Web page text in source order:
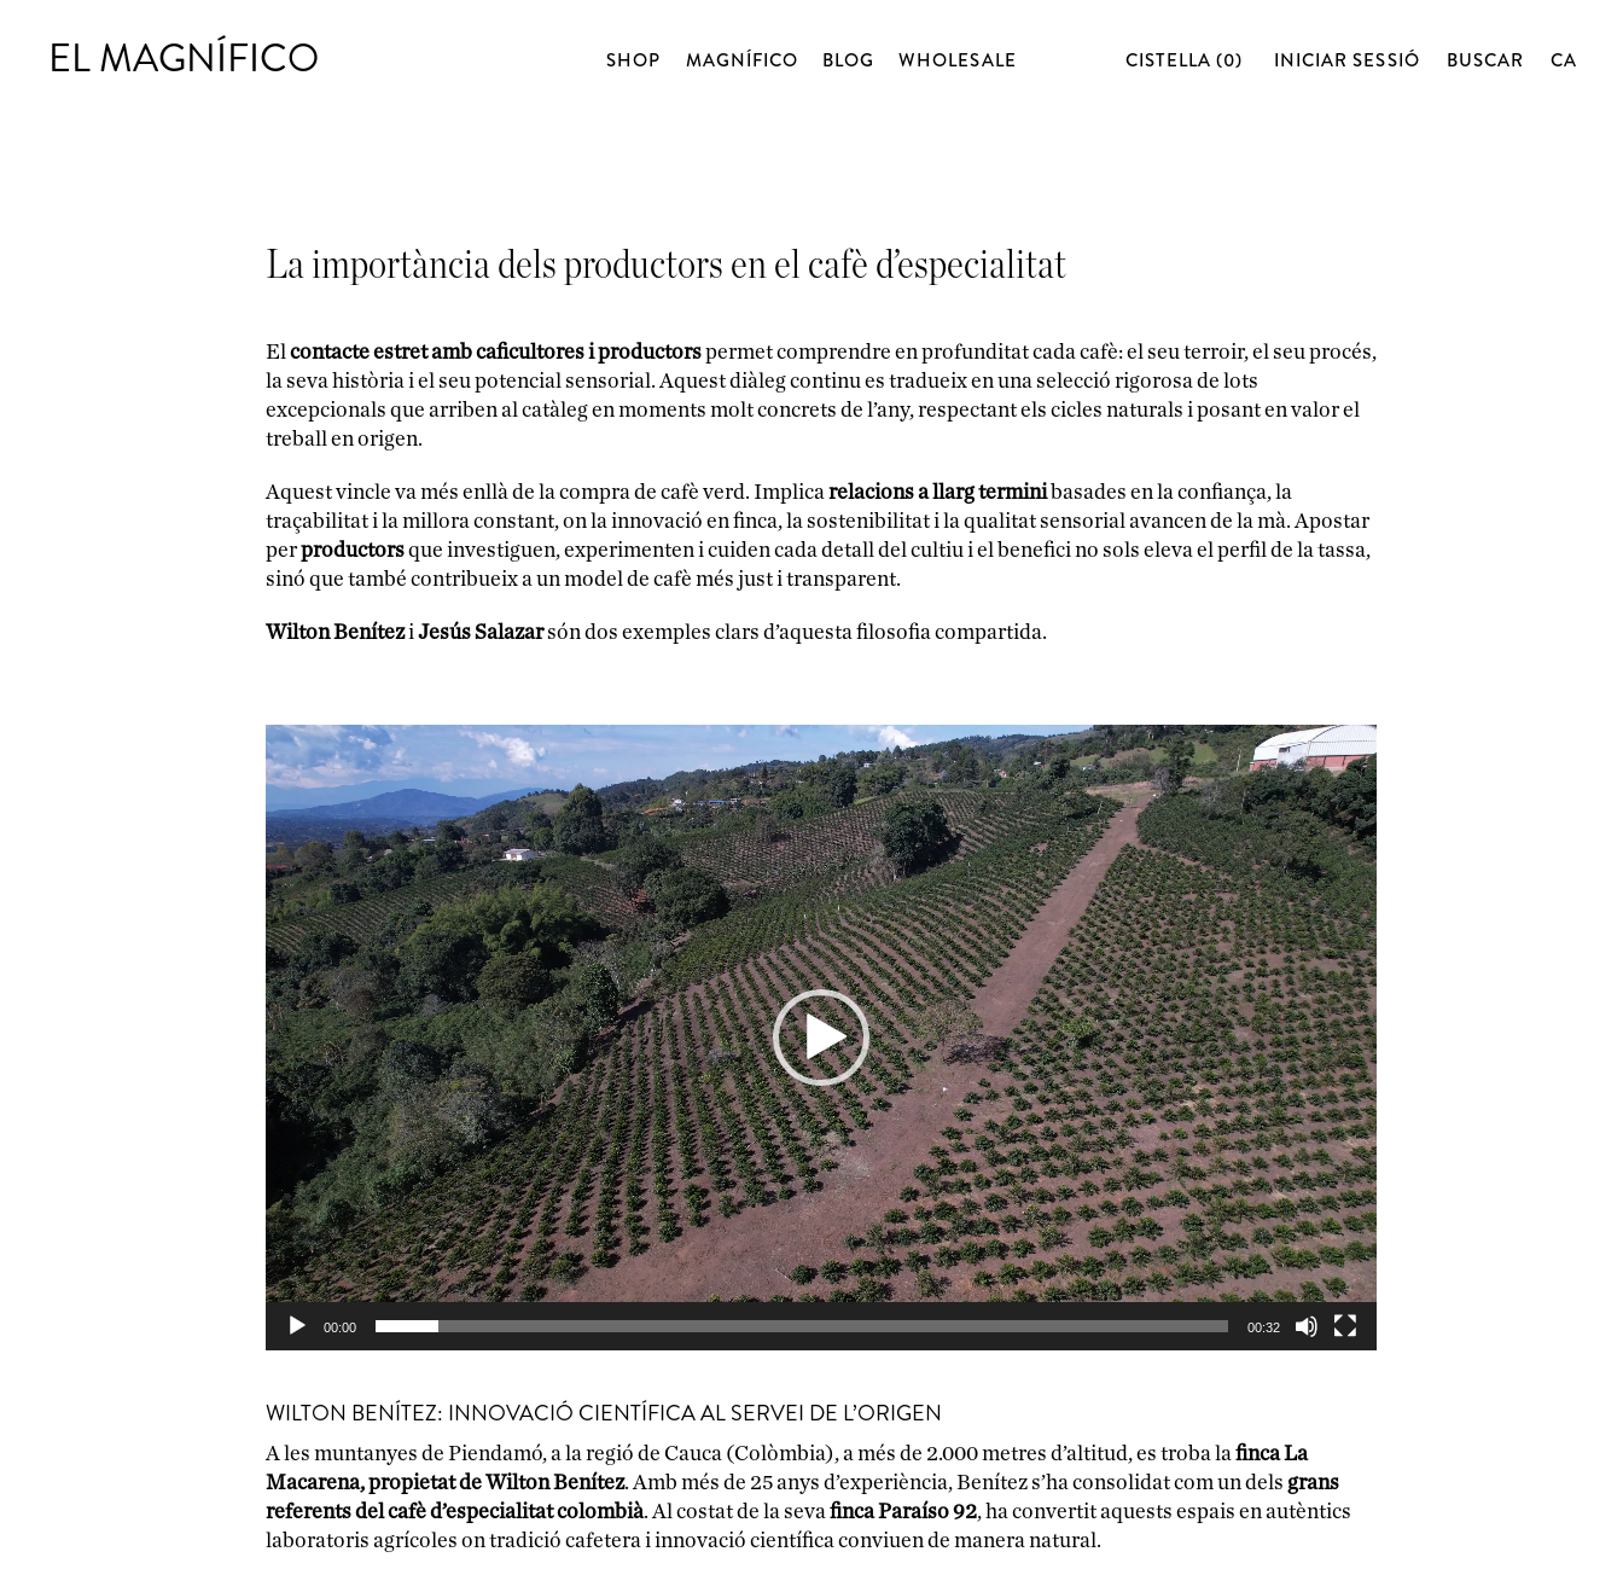
EL MAGNÍFICO SHOP MAGNÍFICO BLOG WHOLESALE CISTELLA (0) INICIAR SESSIÓ BUSCAR CA
DESCAFEÏNATS
BLENDS
CÀPSULES
MATCHA
XOCOLATA
ACCESSORIS
MERCHANDISING
La importància dels productors en el cafè d’especialitat
Elcontacte estret amb caficultores i productorspermet comprendre en profunditat cada cafè: el seu terroir, el seu procés,
la seva història i el seu potencial sensorial. Aquest diàleg continu es tradueix en una selecció rigorosa de lots
excepcionals que arriben al catàleg en moments molt concrets de l’any, respectant els cicles naturals i posant en valor el
treball en origen.
Aquest vincle va més enllà de la compra de cafè verd. Implicarelacions a llarg terminibasades en la confiança, la
traçabilitat i la millora constant, on la innovació en finca, la sostenibilitat i la qualitat sensorial avancen de la mà. Apostar
perproductorsque investiguen, experimenten i cuiden cada detall del cultiu i el benefici no sols eleva el perfil de la tassa,
sinó que també contribueix a un model de cafè més just i transparent.
Wilton BeníteziJesús Salazarsón dos exemples clars d’aquesta filosofia compartida.
Reproductor
de
vídeo
00:00 00:32
WILTON BENÍTEZ: INNOVACIÓ CIENTÍFICA AL SERVEI DE L’ORIGEN
A les muntanyes de Piendamó, a la regió de Cauca (Colòmbia), a més de 2.000 metres d’altitud, es troba la finca La
Macarena, propietat de Wilton Benítez. Amb més de 25 anys d’experiència, Benítez s’ha consolidat com un dels grans
referents del cafè d’especialitat colombià. Al costat de la seva finca Paraíso 92, ha convertit aquests espais en autèntics
laboratoris agrícoles on tradició cafetera i innovació científica conviuen de manera natural.